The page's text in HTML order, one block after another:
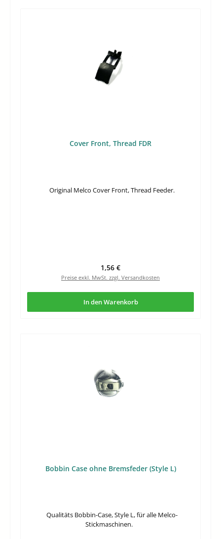
Cover Front, Thread FDR
Original Melco Cover Front, Thread Feeder.
Regulärer Preis:
1,56 €
Preise exkl. MwSt. zzgl. Versandkosten
In den Warenkorb
Bobbin Case ohne Bremsfeder (Style L)
Qualitäts Bobbin-Case, Style L, für alle Melco-
Stickmaschinen.